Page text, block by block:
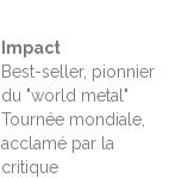
Impact
Best-seller, pionnier
du "world metal"
Tournée mondiale,
acclamé par la
critique